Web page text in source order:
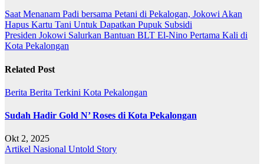
Navigasi
pos
Saat Menanam Padi bersama Petani di Pekalogan, Jokowi Akan
Hapus Kartu Tani Untuk Dapatkan Pupuk Subsidi
Presiden Jokowi Salurkan Bantuan BLT El-Nino Pertama Kali di
Kota Pekalongan
Related Post
Berita Berita Terkini Kota Pekalongan
Sudah Hadir Gold N’ Roses di Kota Pekalongan
Okt 2, 2025
Artikel Nasional Untold Story